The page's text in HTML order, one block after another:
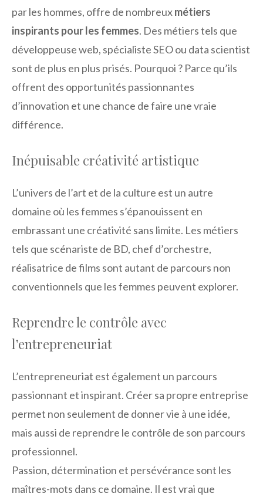
par les hommes, offre de nombreuxmétiers
inspirants pour les femmes. Des métiers tels que
développeuse web, spécialiste SEO ou data scientist
sont de plus en plus prisés. Pourquoi ? Parce qu’ils
offrent des opportunités passionnantes
d’innovation et une chance de faire une vraie
différence.
Inépuisable créativité artistique
L’univers de l’art et de la culture est un autre
domaine où les femmes s’épanouissent en
embrassant une créativité sans limite. Les métiers
tels que scénariste de BD, chef d’orchestre,
réalisatrice de films sont autant de parcours non
conventionnels que les femmes peuvent explorer.
Reprendre le contrôle avec
l’entrepreneuriat
L’entrepreneuriat est également un parcours
passionnant et inspirant. Créer sa propre entreprise
permet non seulement de donner vie à une idée,
mais aussi de reprendre le contrôle de son parcours
professionnel.
Passion, détermination et persévérance sont les
maîtres-mots dans ce domaine. Il est vrai que